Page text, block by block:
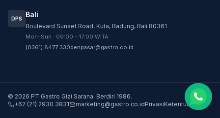
DPS Bali
Boulevard Sunset Road, Kuta, Badung, Bali 80361
Mon–Sun · 09:00 – 17:00 WITA
(0361) 8477 330denpasar@gastro.co.id
© 2026 PT Gastro Gizi Sarana. Berdiri 1986.
+62 (21) 2930 3831
marketing@gastro.co.idPrivasiKetentuan
CS - Sparepart Gastro
Konsultasi dan pembelian sparepart